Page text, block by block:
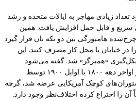
تعداد زیادی مهاجر به ایالات متحده و رشد
سریع و قابل حمل افزایش یافت. همین
چرخ‌شده هامبورگی بین دو تکه نان قرارگیرد
در خیابان یا محلکار مصرفکنند. این
گیری «همبرگر » شد.گفته می‌شود
دهه ۱۸۰۰ یا اوایل ۱۹۰۰ توسط
کوچکآمریکایی عرضه شد،گرچه
آن را اختراعکرده اختلاف‌نظر وجود دارد.